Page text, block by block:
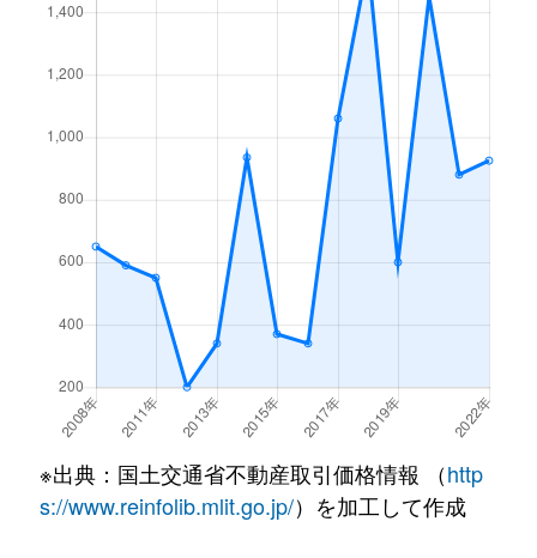
※出典：国土交通省不動産取引価格情報 （http
s://www.reinfolib.mlit.go.jp/）を加工して作成